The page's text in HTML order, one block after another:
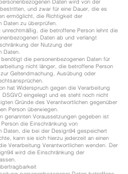
Daten wird von der
und zwar für eine Dauer, die es
ermöglicht, die Richtigkeit der
Daten zu überprüfen.
unrechtmäßig, die betroffene Person lehnt die
Daten ab und verlangt
der Nutzung der
Daten.
die personenbezogenen Daten für
nicht länger, die betroffene Person
Geltendmachung, Ausübung oder
hat Widerspruch gegen die Verarbeitung
eingelegt und es steht noch nicht
Gründe des Verantwortlichen gegenüber
Person überwiegen.
genannten Voraussetzungen gegeben ist
die Einschränkung von
Daten, die bei der Design94 gespeichert
kann sie sich hierzu jederzeit an einen
Verarbeitung Verantwortlichen wenden. Der
wird die Einschränkung der